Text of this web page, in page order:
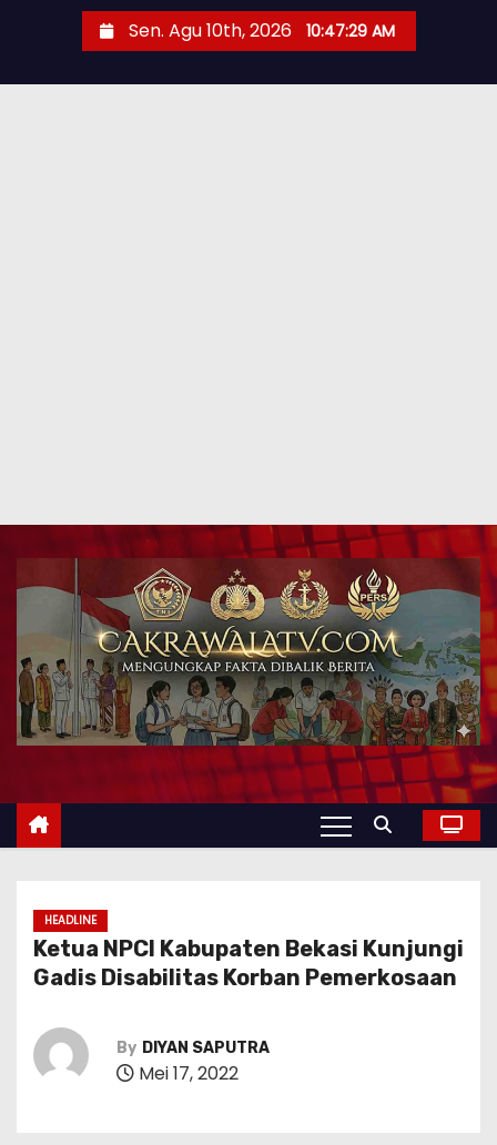
Sen. Agu 10th, 2026 10:47:30 AM
HEADLINE
Ketua NPCI Kabupaten Bekasi Kunjungi
Gadis Disabilitas Korban Pemerkosaan
By DIYAN SAPUTRA
Mei 17, 2022